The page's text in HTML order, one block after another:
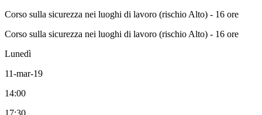
Corso sulla sicurezza nei luoghi di lavoro (rischio Alto) - 16 ore
Corso sulla sicurezza nei luoghi di lavoro (rischio Alto) - 16 ore
Lunedì
11-mar-19
14:00
17:30